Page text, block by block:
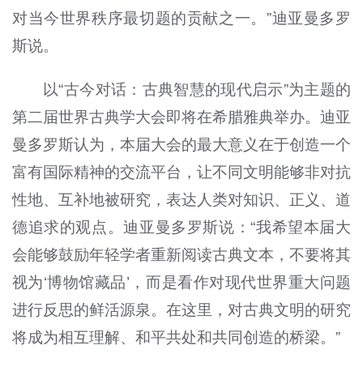
对当今世界秩序最切题的贡献之一。”迪亚曼多罗
斯说。
以“古今对话：古典智慧的现代启示”为主题的
第二届世界古典学大会即将在希腊雅典举办。迪亚
曼多罗斯认为，本届大会的最大意义在于创造一个
富有国际精神的交流平台，让不同文明能够非对抗
性地、互补地被研究，表达人类对知识、正义、道
德追求的观点。迪亚曼多罗斯说：“我希望本届大
会能够鼓励年轻学者重新阅读古典文本，不要将其
视为‘博物馆藏品’，而是看作对现代世界重大问题
进行反思的鲜活源泉。在这里，对古典文明的研究
将成为相互理解、和平共处和共同创造的桥梁。”